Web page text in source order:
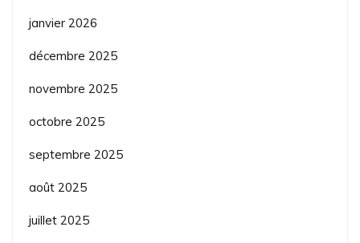
janvier 2026
décembre 2025
novembre 2025
octobre 2025
septembre 2025
août 2025
juillet 2025